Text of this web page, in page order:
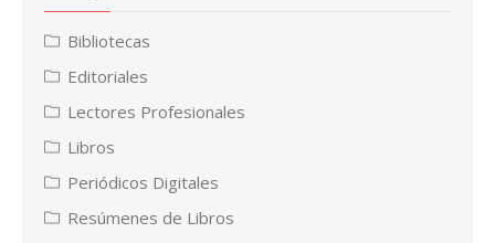
Bibliotecas
Editoriales
Lectores Profesionales
Libros
Periódicos Digitales
Resúmenes de Libros